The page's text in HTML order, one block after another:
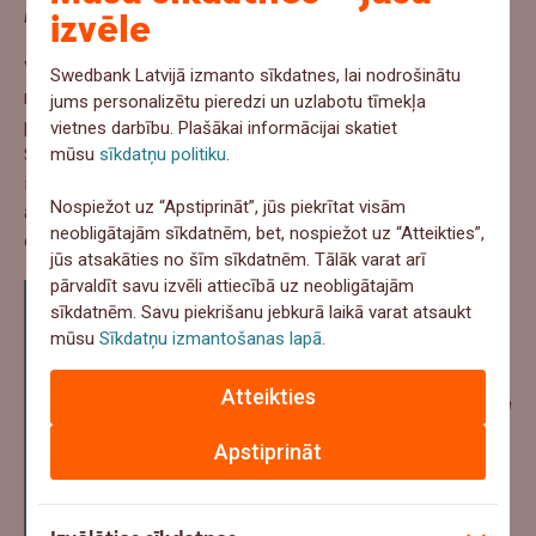
izaicinoši.”
Viņas galvenā doma ir vienkārša: nevajag iztērēt visas
rezerves darba dienās, cerot, ka brīvdienās tās varēs
pilnībā atjaunot. Līdzsvaram ir jāstrādā ikdienā, un
Swedbank šajā ziņā, viņasprāt, piedāvā praktiskas
iespējas. Paula min gan izglītojošas iniciatīvas, gan
aktivitātes, kas ļauj kolēģiem satikties ārpus tiešajiem
darba pienākumiem.
“Man patīk, ka mums ir iekšējie pulciņi,”
viņa saka.“Ir galda spēļu vakari, ir
investīciju klubiņš, kur jomas vadītāji
vada, bet mēs varam dalīties pieredzē un
Viņa piemin arī sportiskās
aktivitātes un kopīgus pasākumus,
tostarp slidošanu, kā arī kolēģu
izvēle
Swedbank Latvijā izmanto sīkdatnes, lai nodrošinātu
jums personalizētu pieredzi un uzlabotu tīmekļa
vietnes darbību. Plašākai informācijai skatiet
mūsusīkdatņu politiku.
Nospiežot uz “Apstiprināt”, jūs piekrītat visām
neobligātajām sīkdatnēm, bet, nospiežot uz “Atteikties”,
jūs atsakāties no šīm sīkdatnēm. Tālāk varat arī
pārvaldīt savu izvēli attiecībā uz neobligātajām
sīkdatnēm. Savu piekrišanu jebkurā laikā varat atsaukt
mūsuSīkdatņu izmantošanas lapā.
Apstiprināt
Atteikties